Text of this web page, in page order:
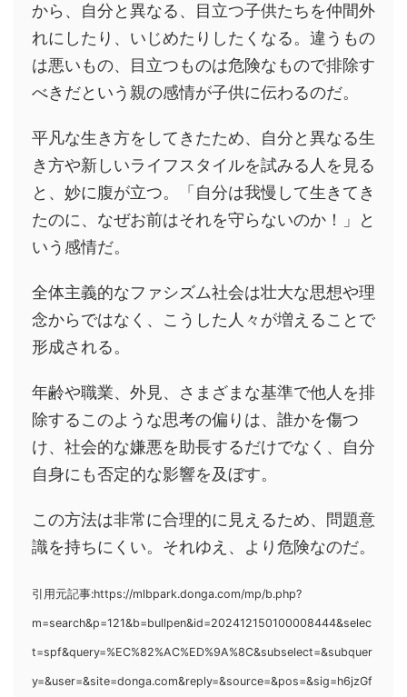
から、自分と異なる、目立つ子供たちを仲間外
れにしたり、いじめたりしたくなる。違うもの
は悪いもの、目立つものは危険なもので排除す
べきだという親の感情が子供に伝わるのだ。
平凡な生き方をしてきたため、自分と異なる生
き方や新しいライフスタイルを試みる人を見る
と、妙に腹が立つ。「自分は我慢して生きてき
たのに、なぜお前はそれを守らないのか！」と
いう感情だ。
全体主義的なファシズム社会は壮大な思想や理
念からではなく、こうした人々が増えることで
形成される。
年齢や職業、外見、さまざまな基準で他人を排
除するこのような思考の偏りは、誰かを傷つ
け、社会的な嫌悪を助長するだけでなく、自分
自身にも否定的な影響を及ぼす。
この方法は非常に合理的に見えるため、問題意
識を持ちにくい。それゆえ、より危険なのだ。
引用元記事:https://mlbpark.donga.com/mp/b.php?
m=search&p=121&b=bullpen&id=202412150100008444&selec
t=spf&query=%EC%82%AC%ED%9A%8C&subselect=&subquer
y=&user=&site=donga.com&reply=&source=&pos=&sig=h6jzGf